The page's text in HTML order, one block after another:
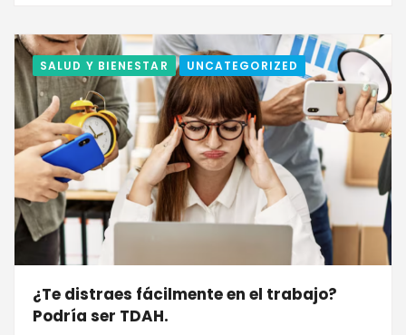
SALUD Y BIENESTAR UNCATEGORIZED
¿Te distraes fácilmente en el trabajo?
Podría ser TDAH.